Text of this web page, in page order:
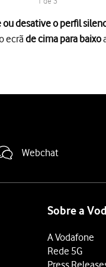
ou desative o perfil
ecrãde cima para baixo
Webchat
Sobre a
A Vodafone
Rede 5G
Press